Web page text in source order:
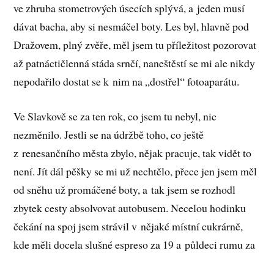
ve zhruba stometrových úsecích splývá, a jeden musí
dávat bacha, aby si nesmáčel boty. Les byl, hlavně pod
Dražovem, plný zvěře, měl jsem tu příležitost pozorovat
až patnáctičlenná stáda srnčí, naneštěstí se mi ale nikdy
nepodařilo dostat se k nim na „dostřel“ fotoaparátu.
Ve Slavkově se za ten rok, co jsem tu nebyl, nic
nezměnilo. Jestli se na údržbě toho, co ještě
z renesančního města zbylo, nějak pracuje, tak vidět to
není. Jít dál pěšky se mi už nechtělo, přece jen jsem měl
od sněhu už promáčené boty, a tak jsem se rozhodl
zbytek cesty absolvovat autobusem. Necelou hodinku
čekání na spoj jsem strávil v nějaké místní cukrárně,
kde měli docela slušné espreso za 19 a půldeci rumu za